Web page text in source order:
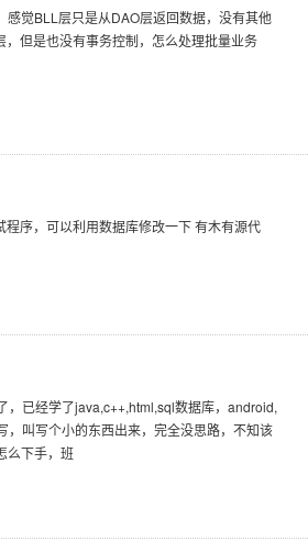
感觉BLL层只是从DAO层返回数据，没有其他
但是也没有事务控制，怎么处理批量业务
序，可以利用数据库修改一下 有木有源代
，已经学了java,c++,html,sql数据库，android,
，叫写个小的东西出来，完全没思路，不知该
么下手，班